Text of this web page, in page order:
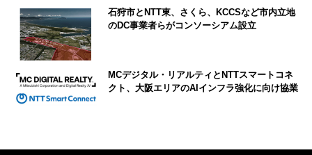
石狩市とNTT東、さくら、KCCSなど市内立地
のDC事業者らがコンソーシアム設立
MCデジタル・リアルティとNTTスマートコネ
クト、大阪エリアのAIインフラ強化に向け協業